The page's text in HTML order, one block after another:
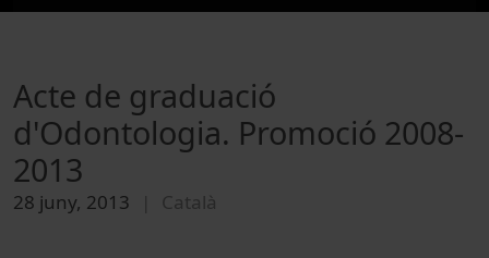
Acte de graduació
d'Odontologia. Promoció 2008-
2013
28 juny, 2013 Català